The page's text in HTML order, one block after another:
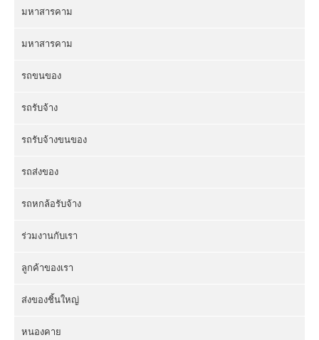
มหาสารคาม
มหาสารคาม
รถขนของ
รถรับจ้าง
รถรับจ้างขนของ
รถส่งของ
รถหกล้อรับจ้าง
ร่วมงานกับเรา
ลูกค้าของเรา
ส่งของชิ้นใหญ่
หนองคาย